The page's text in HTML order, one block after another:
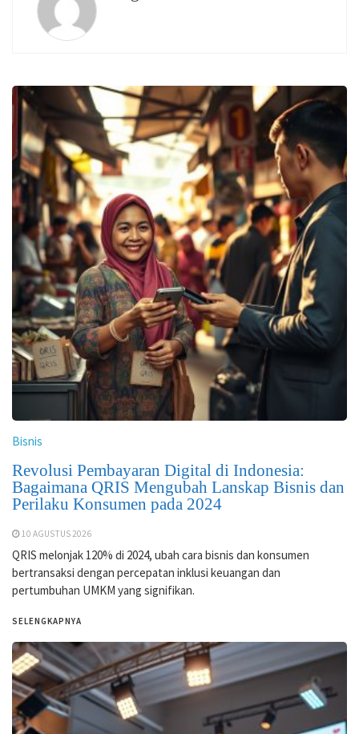
Bisnis
Revolusi Pembayaran Digital di Indonesia:
Bagaimana QRIS Mengubah Lanskap Bisnis dan
Perilaku Konsumen pada 2024
10 AGUSTUS 2026
QRIS melonjak 120% di 2024, ubah cara bisnis dan konsumen
bertransaksi dengan percepatan inklusi keuangan dan
pertumbuhan UMKM yang signifikan.
SELENGKAPNYA